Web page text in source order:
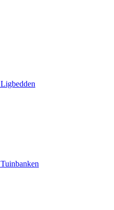
Ligbedden
Tuinbanken